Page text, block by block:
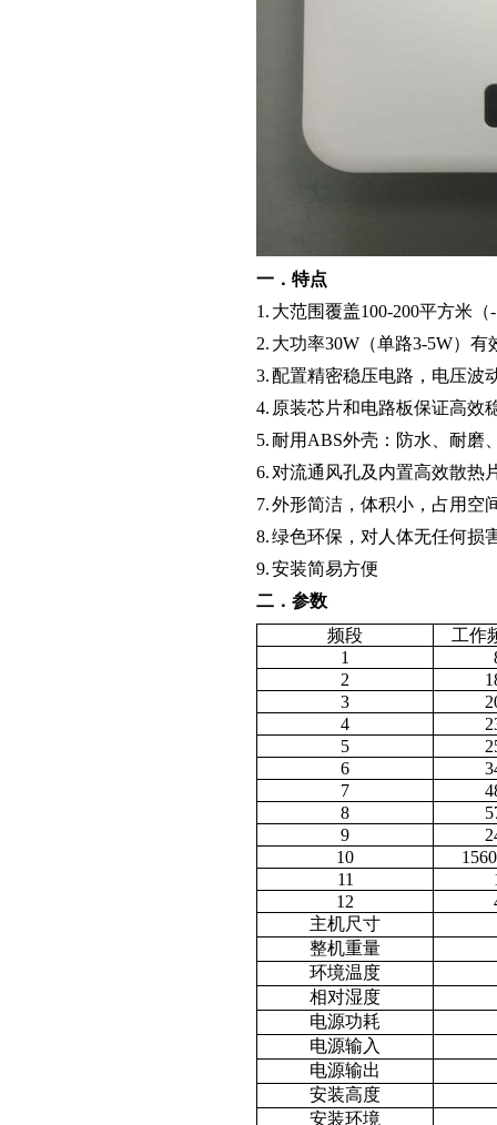
一．特点
1. 大范围覆盖100-200平方米（
2. 大功率30W （单路3-5W）有
3.配置精密稳压电路，电压波
4. 原装芯片和电路板保证高效
5.耐用 ABS外壳：防水、耐磨
6. 对流通风孔及内置高效散热
7.外形简洁，体积小，占用空
8.绿色环保，对人体无任何损
9.安装简易方便
二．参数
频段
工作
1
2
3
4
5
6
7
8
9
10
11
12
主机尺寸
整机重量
环境温度
相对湿度
电源功耗
电源输入
电源输出
安装高度
安装环境